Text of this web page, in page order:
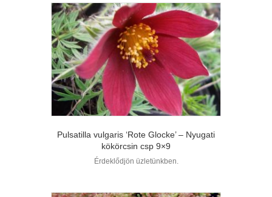
Pulsatilla vulgaris ‘Rote Glocke’ – Nyugati
kökörcsin csp 9×9
Érdeklődjön üzletünkben.